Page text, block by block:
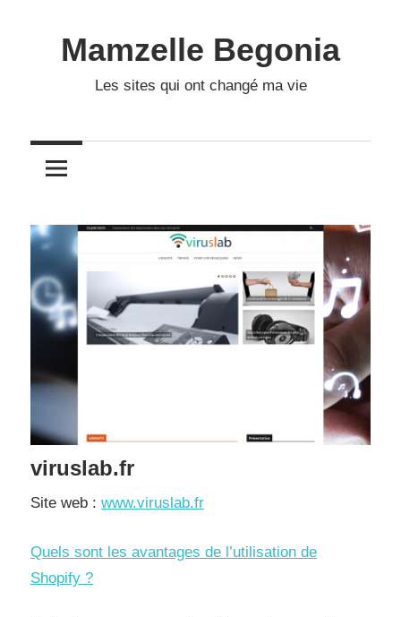
contentMamzelle Begonia
Les sites qui ont changé ma vie
viruslab.fr
Site web : www.viruslab.fr
Quels sont les avantages de l’utilisation de
Shopify ?